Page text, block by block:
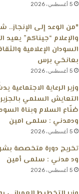
5 أغسطس، 2026
*من الوعد إلى الإنجاز..
والإعلام “جيناكم”
السودان الإعلامية
بعانخي برس
5 أغسطس، 2026
وزير الرعاية
التعايش السلمي
صُنّاع السلام وبناة
ودمدني : سلمى امين
5 أغسطس، 2026
تخريج دورة متخصصة
ود مدني : سلمى أمين
5 أغسطس، 2026